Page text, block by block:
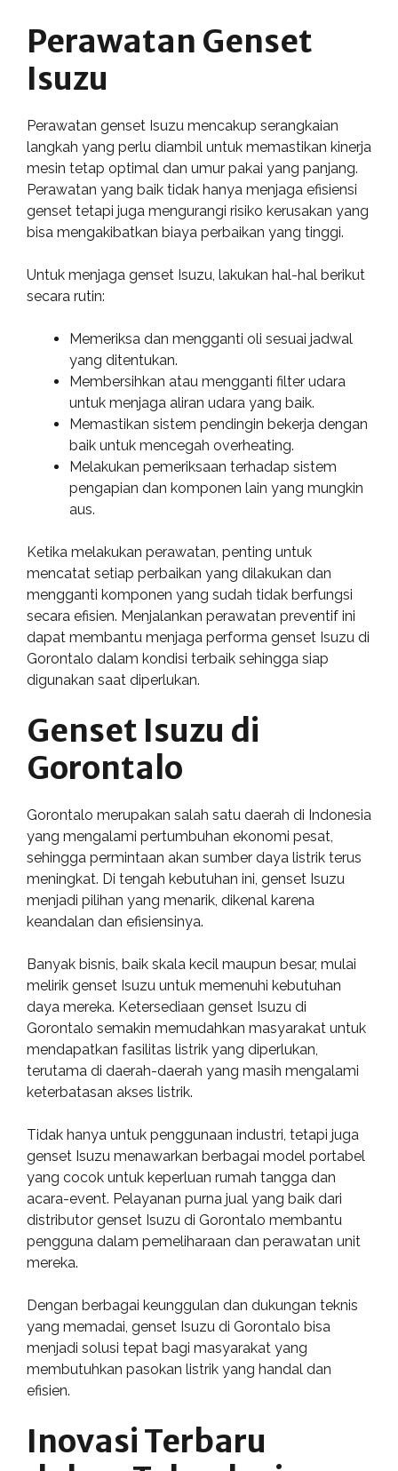
Perawatan Genset
Isuzu
Perawatan genset Isuzu mencakup serangkaian
langkah yang perlu diambil untuk memastikan kinerja
mesin tetap optimal dan umur pakai yang panjang.
Perawatan yang baik tidak hanya menjaga efisiensi
genset tetapi juga mengurangi risiko kerusakan yang
bisa mengakibatkan biaya perbaikan yang tinggi.
Untuk menjaga genset Isuzu, lakukan hal-hal berikut
secara rutin:
Memeriksa dan mengganti oli sesuai jadwal
yang ditentukan.
Membersihkan atau mengganti filter udara
untuk menjaga aliran udara yang baik.
Memastikan sistem pendingin bekerja dengan
baik untuk mencegah overheating.
Melakukan pemeriksaan terhadap sistem
pengapian dan komponen lain yang mungkin
aus.
Ketika melakukan perawatan, penting untuk
mencatat setiap perbaikan yang dilakukan dan
mengganti komponen yang sudah tidak berfungsi
secara efisien. Menjalankan perawatan preventif ini
dapat membantu menjaga performa genset Isuzu di
Gorontalo dalam kondisi terbaik sehingga siap
digunakan saat diperlukan.
Genset Isuzu di
Gorontalo
Gorontalo merupakan salah satu daerah di Indonesia
yang mengalami pertumbuhan ekonomi pesat,
sehingga permintaan akan sumber daya listrik terus
meningkat. Di tengah kebutuhan ini, genset Isuzu
menjadi pilihan yang menarik, dikenal karena
keandalan dan efisiensinya.
Banyak bisnis, baik skala kecil maupun besar, mulai
melirik genset Isuzu untuk memenuhi kebutuhan
daya mereka. Ketersediaan genset Isuzu di
Gorontalo semakin memudahkan masyarakat untuk
mendapatkan fasilitas listrik yang diperlukan,
terutama di daerah-daerah yang masih mengalami
keterbatasan akses listrik.
Tidak hanya untuk penggunaan industri, tetapi juga
genset Isuzu menawarkan berbagai model portabel
yang cocok untuk keperluan rumah tangga dan
acara-event. Pelayanan purna jual yang baik dari
distributor genset Isuzu di Gorontalo membantu
pengguna dalam pemeliharaan dan perawatan unit
mereka.
Dengan berbagai keunggulan dan dukungan teknis
yang memadai, genset Isuzu di Gorontalo bisa
menjadi solusi tepat bagi masyarakat yang
membutuhkan pasokan listrik yang handal dan
efisien.
Inovasi Terbaru